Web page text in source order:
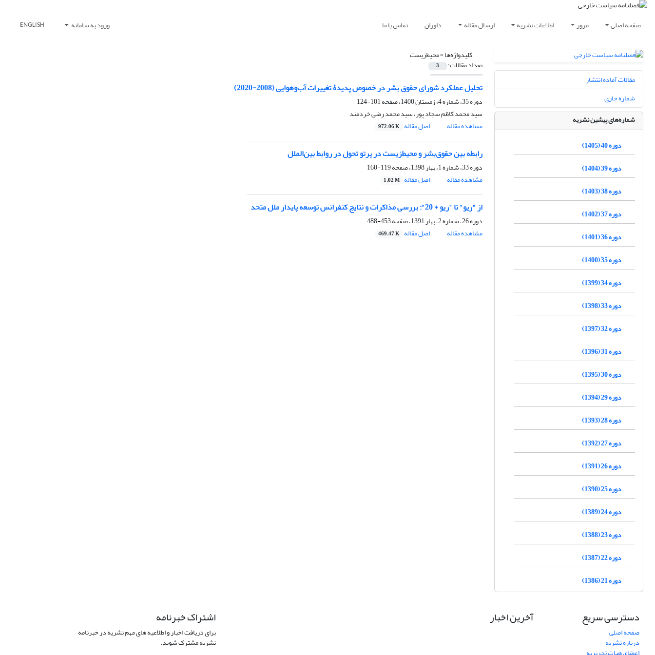
صفحه اصلی مرور اطلاعات نشریه ارسال مقاله داوران تماس با ما ورود به سامانه ENGLISH
کلیدواژه‌ها =محیط‌زیست
تعداد مقالات: 3
تحلیل عملکرد شورای حقوق بشر در خصوص پدیدۀ تغییرات آب‌وهوایی (2008-2020)
دوره 35، شماره 4، زمستان 1400، صفحه
101-124
سید محمد کاظم سجاد پور، سید محمد رضی خردمند
مشاهده مقاله
اصل مقاله 972.06 K
رابطه بین حقوق‌بشر و محیط‌زیست در پرتو تحول در روابط بین‌الملل
دوره 33، شماره 1، بهار 1398، صفحه
119-160
مشاهده مقاله
اصل مقاله 1.02 M
از "ریو" تا "ریو + 20": بررسی مذاکرات و نتایج ‏کنفرانس توسعه پایدار ملل متحد
دوره 26، شماره 2، بهار 1391، صفحه
453-488
مشاهده مقاله
اصل مقاله 469.47 K
مقالات آماده انتشار
شماره جاری
شماره‌های پیشین نشریه
دوره 40 (1405)
دوره 39 (1404)
دوره 38 (1403)
دوره 37 (1402)
دوره 36 (1401)
دوره 35 (1400)
دوره 34 (1399)
دوره 33 (1398)
دوره 32 (1397)
دوره 31 (1396)
دوره 30 (1395)
دوره 29 (1394)
دوره 28 (1393)
دوره 27 (1392)
دوره 26 (1391)
دوره 25 (1390)
دوره 24 (1389)
دوره 23 (1388)
دوره 22 (1387)
دوره 21 (1386)
دسترسی سریع
صفحه اصلی
درباره نشریه
آخرین اخبار اشتراک خبرنامه
برای دریافت اخبار و اطلاعیه های مهم نشریه در خبرنامه
نشریه مشترک شوید.